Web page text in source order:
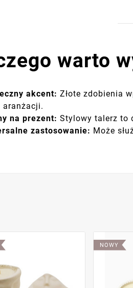
warto
akcent: Złote zdobienia
aranżacji.
na prezent: Stylowy talerz to
zastosowanie: Może
NOWY